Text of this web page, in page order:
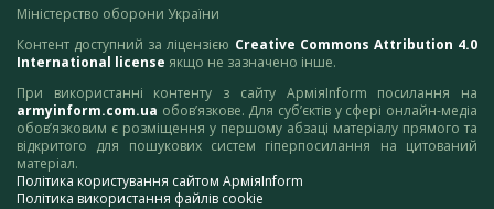
Міністерство оборони України
Контент доступний за ліцензією Creative Commons Attribution 4.0
International license якщо не зазначено інше.
При використанні контенту з сайту АрміяInform посилання на
armyinform.com.ua обов’язкове. Для суб’єктів у сфері онлайн-медіа
обов’язковим є розміщення у першому абзаці матеріалу прямого та
відкритого для пошукових систем гіперпосилання на цитований
матеріал.
Політика користування сайтом АрміяInform
Політика використання файлів cookie